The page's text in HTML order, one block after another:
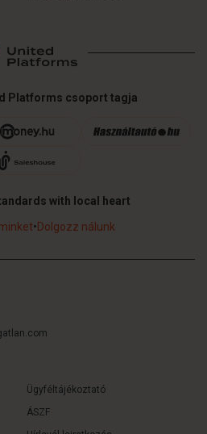
Platforms csoport tagja
with local heart
•Dolgozz nálunk
Ügyféltájékoztató
ÁSZF